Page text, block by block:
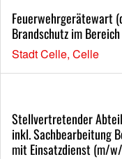
Feuerwehrgerätewart
Brandschutz im
Stadt Celle, Celle
Stellvertretender
inkl. Sachbearbeitung
mit Einsatzdienst (m/